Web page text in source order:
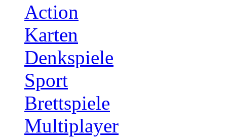
Action
Karten
Denkspiele
Sport
Brettspiele
Multiplayer